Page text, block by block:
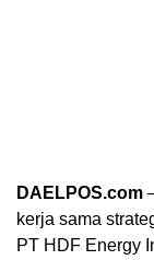
DAELPOS.com
kerja sama
PT HDF Energy